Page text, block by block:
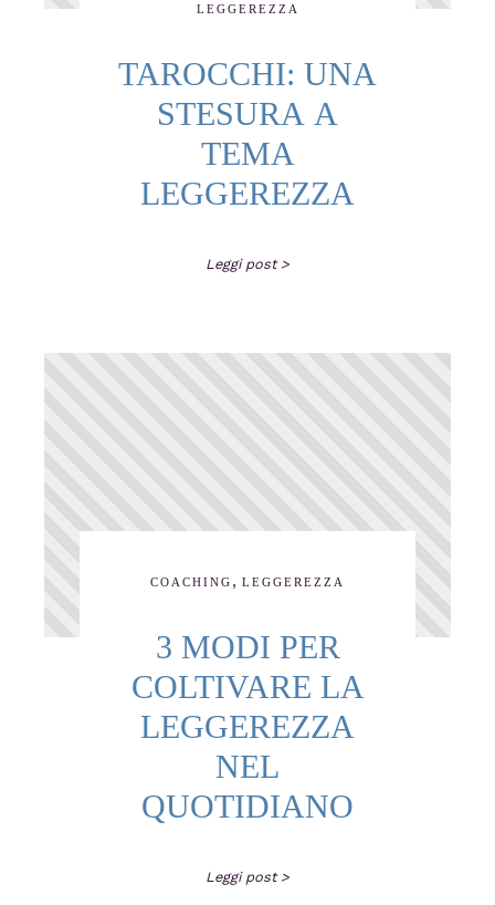
LEGGEREZZA
TAROCCHI: UNA
STESURA A
TEMA
LEGGEREZZA
Leggi post >
COACHING , LEGGEREZZA
3 MODI PER
COLTIVARE LA
LEGGEREZZA
NEL
QUOTIDIANO
Leggi post >